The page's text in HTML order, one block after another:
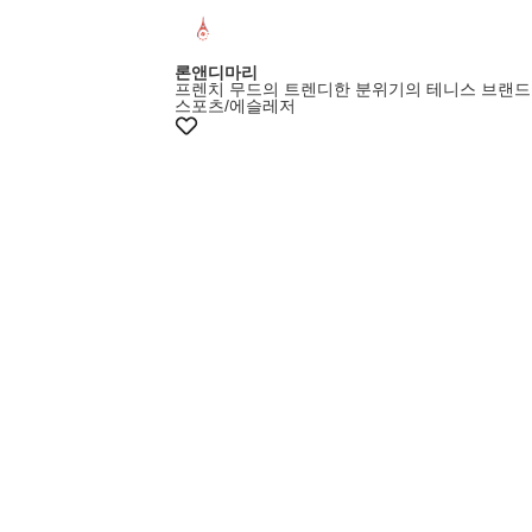
론앤디마리
프렌치 무드의 트렌디한 분위기의 테니스 브랜드
스포츠/에슬레저